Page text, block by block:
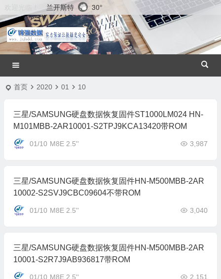
兰开斯特 30°
首页 2020 01 10
三星/SAMSUNG硬盘数据恢复固件ST1000LM024 HN-
M101MBB-2AR10001-S2TPJ9KCA13420带ROM
01/10 M8E 2.5'' 3,987
三星/SAMSUNG硬盘数据恢复固件HN-M500MBB-2AR
10002-S2SVJ9CBC09604不带ROM
01/10 M8E 2.5'' 3,040
三星/SAMSUNG硬盘数据恢复固件HN-M500MBB-2AR
10001-S2R7J9AB936817带ROM
01/10 M8E 2.5'' 2,151